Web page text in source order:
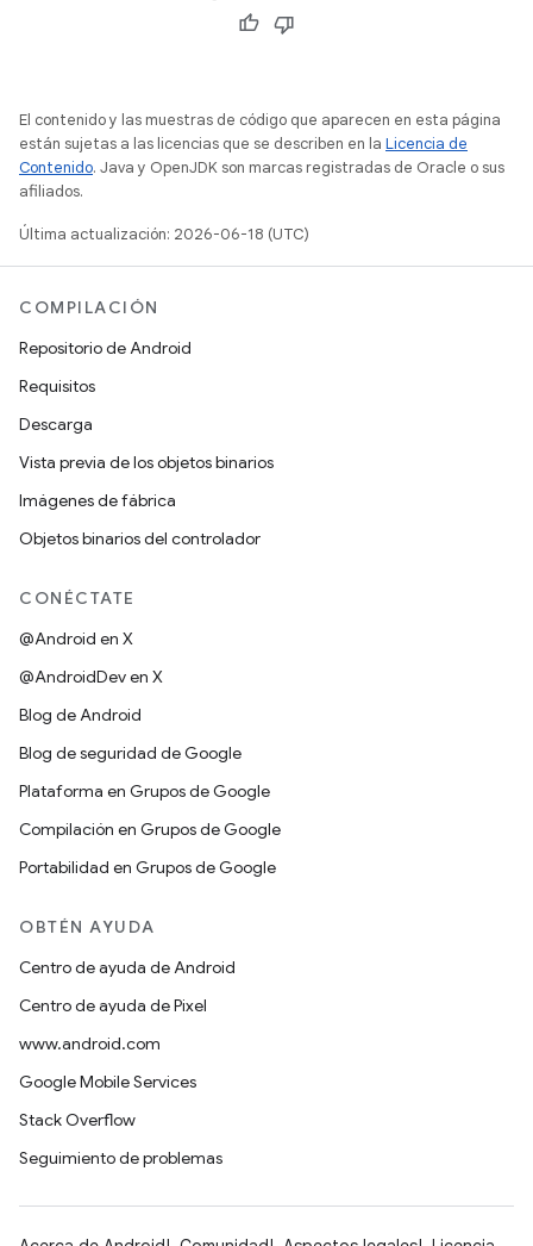
El contenido y las muestras de código que aparecen en esta página
están sujetas a las licencias que se describen en la Licencia de
Contenido. Java y OpenJDK son marcas registradas de Oracle o sus
afiliados.
Última actualización: 2026-06-18 (UTC)
COMPILACIÓN
Repositorio de Android
Requisitos
Descarga
Vista previa de los objetos binarios
Imágenes de fábrica
Objetos binarios del controlador
CONÉCTATE
@Android en X
@AndroidDev en X
Blog de Android
Blog de seguridad de Google
Plataforma en Grupos de Google
Compilación en Grupos de Google
Portabilidad en Grupos de Google
OBTÉN AYUDA
Centro de ayuda de Android
Centro de ayuda de Pixel
www.android.com
Google Mobile Services
Stack Overflow
Seguimiento de problemas